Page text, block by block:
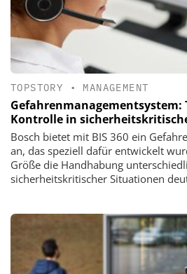
TOPSTORY • MANAGEMENT
Gefahrenmanagementsystem:
Kontrolle in
Bosch bietet mit BIS 360 ein
an, das speziell dafür entwickelt
Größe die Handhabung
sicherheitskritischer Situationen